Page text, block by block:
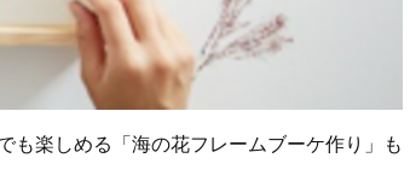
も楽しめる「海の花フレームブーケ作り」も